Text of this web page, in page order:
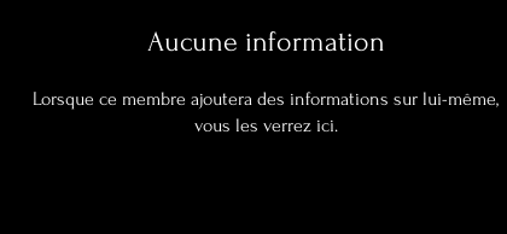
Aucune information
Lorsque ce membre ajoutera des informations sur lui-même,
vous les verrez ici.